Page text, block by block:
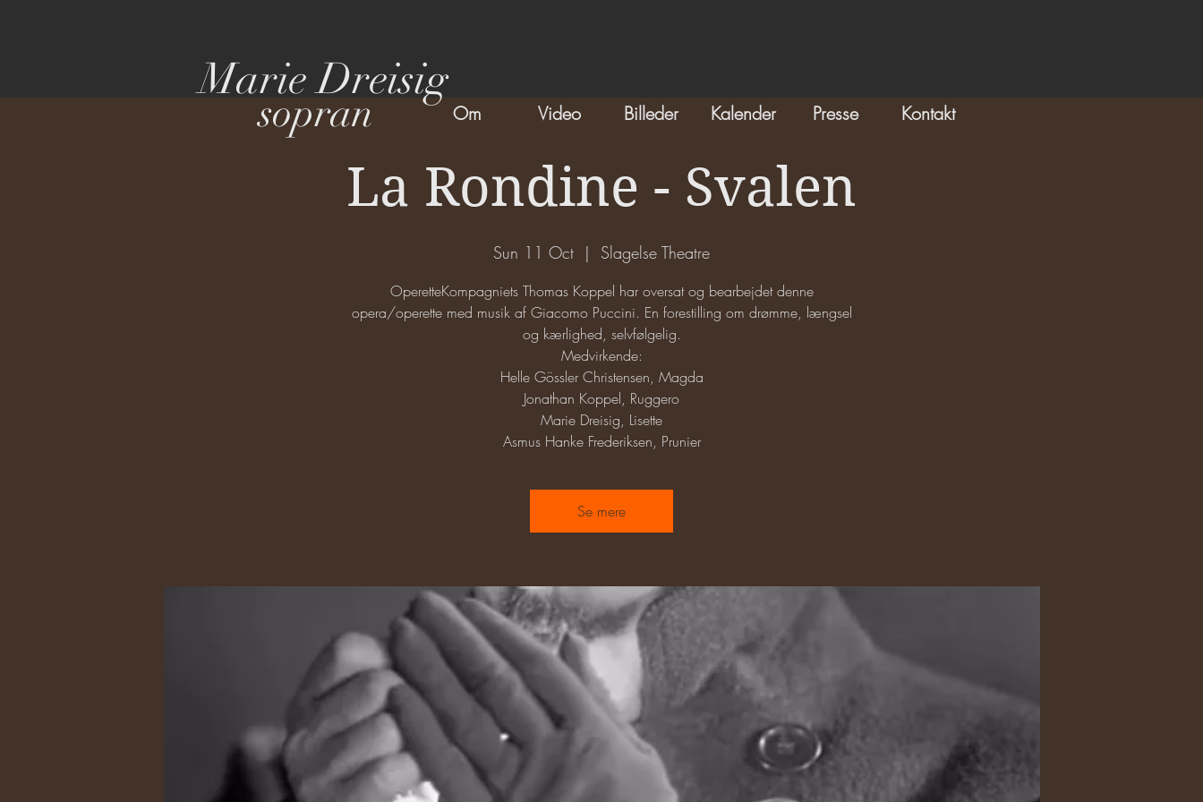
La Rondine - Svalen
Sun 11 Oct
  |
Slagelse Theatre
OperetteKompagniets Thomas Koppel har oversat og bearbejdet denne
opera/operette med musik af Giacomo Puccini. En forestilling om drømme, længsel
og kærlighed, selvfølgelig.
Medvirkende:
Helle Gössler Christensen, Magda
Jonathan Koppel, Ruggero
Marie Dreisig, Lisette
Asmus Hanke Frederiksen, Prunier
Se mere
Om Video Billeder Kalender Presse Kontakt
Marie Dreisig
sopran